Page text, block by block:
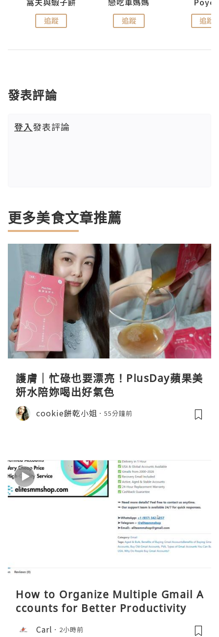
追蹤 追蹤 追蹤
發表評論
登入發表評論
更多美食文章推薦
護膚｜忙碌也要漂亮！PlusDay蘋果美
妍水陪妳喝出好氣色
cookie餅乾小姐 55分鐘前
How to Organize Multiple Gmail A
ccounts for Better Productivity
Carl 2小時前